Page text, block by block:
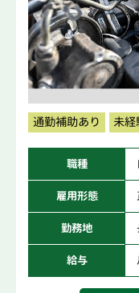
通勤補助あり 未
職種
雇用形態
勤務地
給与